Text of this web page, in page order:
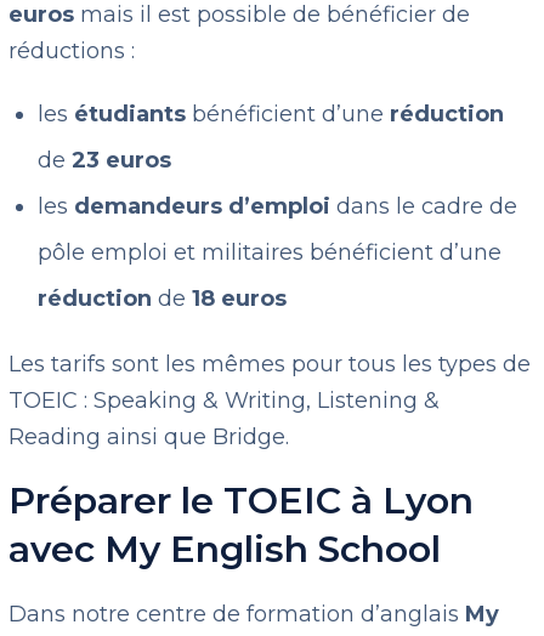
euros mais il est possible de bénéficier de
réductions :
les étudiants bénéficient d’une réduction
de 23 euros
les demandeurs d’emploi dans le cadre de
pôle emploi et militaires bénéficient d’une
réduction de 18 euros
Les tarifs sont les mêmes pour tous les types de
TOEIC : Speaking & Writing, Listening &
Reading ainsi que Bridge.
Préparer le TOEIC à Lyon
avec My English School
Dans notre centre de formation d’anglais My